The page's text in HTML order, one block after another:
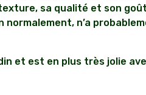
sa qualité et son
n’a
et est en plus très jolie